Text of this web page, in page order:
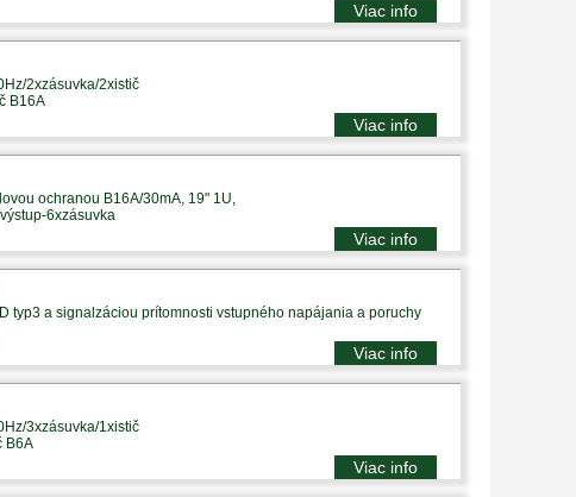
Viac info
2xzásuvka/2xistič
B16A
Viac info
ochranou B16A/30mA, 19" 1U,
6xzásuvka
Viac info
typ3 a signalzáciou prítomnosti vstupného napájania a poruchy
Viac info
3xzásuvka/1xistič
B6A
Viac info